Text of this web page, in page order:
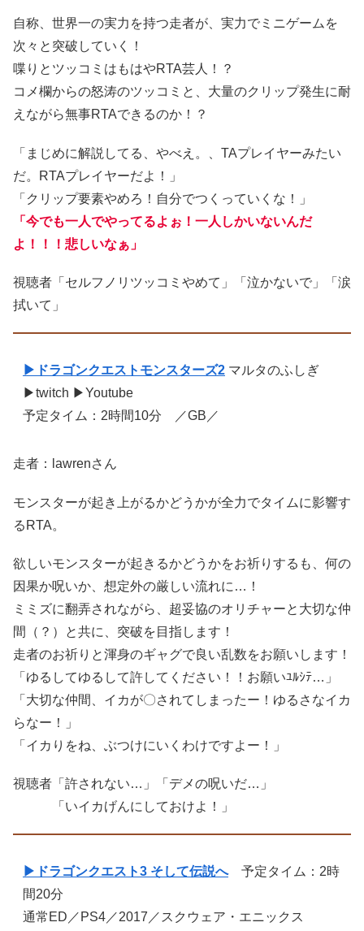
自称、世界一の実力を持つ走者が、実力でミニゲームを
次々と突破していく！
喋りとツッコミはもはやRTA芸人！？
コメ欄からの怒涛のツッコミと、大量のクリップ発生に耐
えながら無事RTAできるのか！？
「まじめに解説してる、やべえ。、TAプレイヤーみたい
だ。RTAプレイヤーだよ！」
「クリップ要素やめろ！自分でつくっていくな！」
「今でも一人でやってるよぉ！一人しかいないんだ
よ！！！悲しいなぁ」
視聴者「セルフノリツッコミやめて」「泣かないで」「涙
拭いて」
▶ドラゴンクエストモンスターズ2 マルタのふしぎ
▶twitch ▶Youtube
予定タイム：2時間10分 ／GB／
走者：lawrenさん
モンスターが起き上がるかどうかが全力でタイムに影響す
るRTA。
欲しいモンスターが起きるかどうかをお祈りするも、何の
因果か呪いか、想定外の厳しい流れに…！
ミミズに翻弄されながら、超妥協のオリチャーと大切な仲
間（？）と共に、突破を目指します！
走者のお祈りと渾身のギャグで良い乱数をお願いします！
「ゆるしてゆるして許してください！！お願いﾕﾙｼﾃ…」
「大切な仲間、イカが〇されてしまったー！ゆるさなイカ
らなー！」
「イカりをね、ぶつけにいくわけですよー！」
視聴者「許されない…」「デメの呪いだ…」
「いイカげんにしておけよ！」
▶ドラゴンクエスト3 そして伝説へ予定タイム：2時
間20分
通常ED／PS4／2017／スクウェア・エニックス